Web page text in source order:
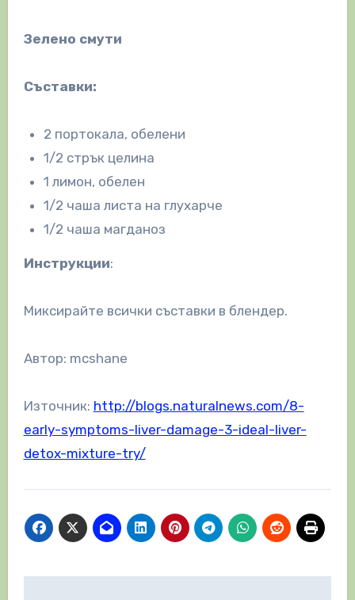
Зелено смути
Съставки:
2 портокала, обелени
1/2 стрък целина
1 лимон, обелен
1/2 чаша листа на глухарче
1/2 чаша магданоз
Инструкции:
Миксирайте всички съставки в блендер.
Автор: mcshane
Източник: http://blogs.naturalnews.com/8-
early-symptoms-liver-damage-3-ideal-liver-
detox-mixture-try/